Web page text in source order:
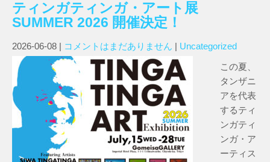
ティンガティンガ・アート展
SUMMER 2026 開催決定！
2026-06-08 | コメントはまだありません | Uncategorized
この夏、
タンザニ
アを代表
するティ
ンガティ
ンガ・ア
ーティス